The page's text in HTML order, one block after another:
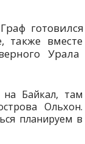
также
Урала
Байкал, там
Ольхон.
планируем в